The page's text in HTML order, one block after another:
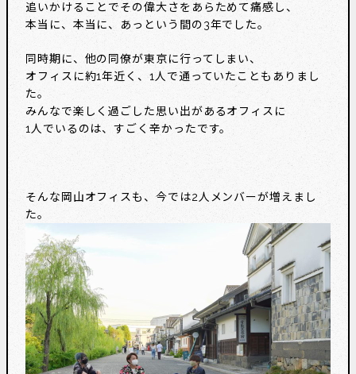
追いかけることでその偉大さをあらためて痛感し、
本当に、本当に、あっという間の3年でした。
同時期に、他の同僚が東京に行ってしまい、
オフィスに約1年近く、1人で通っていたこともありまし
た。
みんなで楽しく過ごした思い出があるオフィスに
1人でいるのは、すごく辛かったです。
そんな岡山オフィスも、今では2人メンバーが増えまし
た。